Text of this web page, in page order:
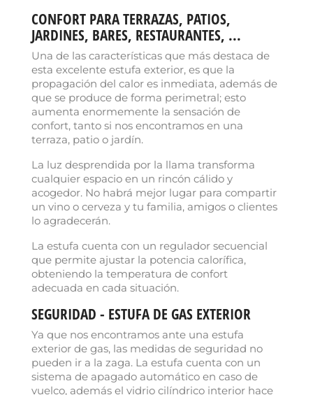
CONFORT PARA TERRAZAS, PATIOS,
JARDINES, BARES, RESTAURANTES, ...
Una de las características que más destaca de
esta excelente estufa exterior, es que la
propagación del calor es inmediata, además de
que se produce de forma perimetral; esto
aumenta enormemente la sensación de
confort, tanto si nos encontramos en una
terraza, patio o jardín.
La luz desprendida por la llama transforma
cualquier espacio en un rincón cálido y
acogedor. No habrá mejor lugar para compartir
un vino o cerveza y tu familia, amigos o clientes
lo agradecerán.
La estufa cuenta con un regulador secuencial
que permite ajustar la potencia calorífica,
obteniendo la temperatura de confort
adecuada en cada situación.
SEGURIDAD - ESTUFA DE GAS EXTERIOR
Ya que nos encontramos ante una estufa
exterior de gas, las medidas de seguridad no
pueden ir a la zaga. La estufa cuenta con un
sistema de apagado automático en caso de
vuelco, además el vidrio cilíndrico interior hace
Crear lista de deseos
Nombre de la lista de deseos